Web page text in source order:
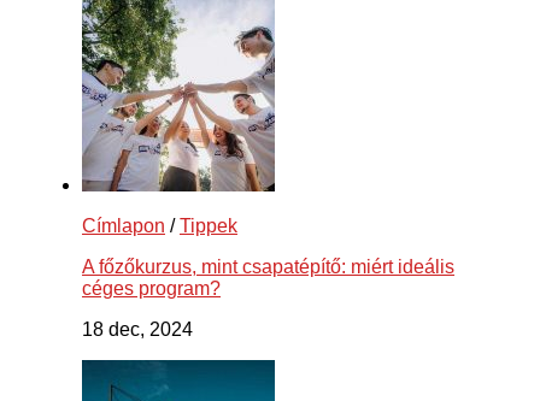
Címlapon /Tippek
A főzőkurzus, mint csapatépítő: miért ideális
céges program?
18 dec, 2024